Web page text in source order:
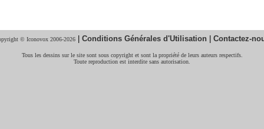
© Iconovox 2006-2026 | Conditions Générales d'Utilisation | Contactez-
Tous les dessins sur le site sont sous copyright et sont la propriété de leurs auteurs respectifs.
Toute reproduction est interdite sans autorisation.